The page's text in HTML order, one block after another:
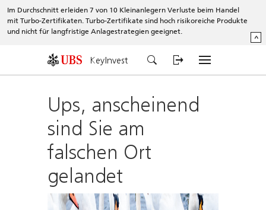
Im Durchschnitt erleiden 7 von 10 Kleinanlegern Verluste beim Handel
mit Turbo-Zertifikaten. Turbo-Zertifikate sind hoch risikoreiche Produkte
und nicht für langfristige Anlagestrategien geeignet.
^
KeyInvest
Ups, anscheinend
sind Sie am
falschen Ort
gelandet